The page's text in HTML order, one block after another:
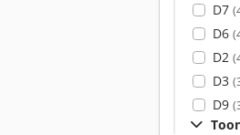
D7
D6
D2
D3
D9